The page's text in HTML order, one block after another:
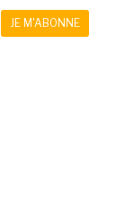
JE M'ABONNE